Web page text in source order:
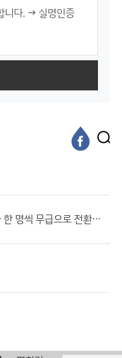
날씨 하루 틀릴 때마다 한 명씩 무급으로 전환하는 게 어떨까?